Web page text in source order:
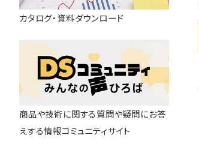
カタログ・資料ダウンロード
商品や技術に関する質問や疑問にお答
えする情報コミュニティサイト